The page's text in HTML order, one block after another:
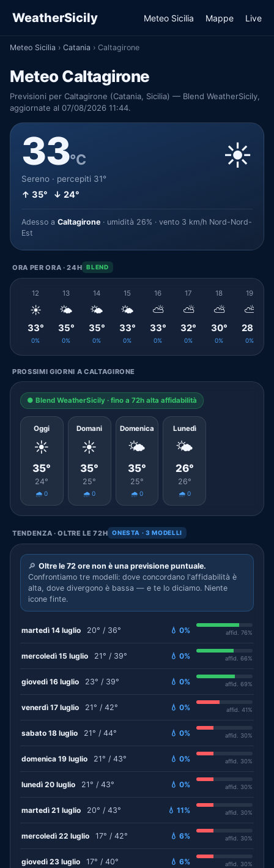
WeatherSicily Meteo Sicilia Mappe Live
Meteo Sicilia › Catania › Caltagirone
Meteo Caltagirone
Previsioni per Caltagirone (Catania, Sicilia) — Blend WeatherSicily,
aggiornate al 07/08/2026 11:44.
33°C
Sereno · percepiti 31°
↑ 35° ↓ 24°
☀️
Adesso a Caltagirone · umidità 26% · vento 3 km/h Nord-Nord-
Est
ORA PER ORA · 24H BLEND
12
☀️
33°
0%
13
🌤️
35°
0%
14
🌤️
35°
0%
15
🌤️
33°
0%
16
⛅
33°
0%
17
⛅
32°
0%
18
⛅
30°
0%
19
⛅
28°
0%
PROSSIMI GIORNI A CALTAGIRONE
● Blend WeatherSicily · fino a 72h alta affidabilità
Oggi
☀️
35°
24°
🌧️ 0
Domani
☀️
35°
25°
🌧️ 0
Domenica
🌤️
35°
25°
🌧️ 0
Lunedì
🌤️
26°
26°
🌧️ 0
TENDENZA · OLTRE LE 72H ONESTA · 3 MODELLI
🔎 Oltre le 72 ore non è una previsione puntuale.
Confrontiamo tre modelli: dove concordano l'affidabilità è
alta, dove divergono è bassa — e te lo diciamo. Niente
icone finte.
martedì 14 luglio 20° / 36° 💧 0% affid. 76%
mercoledì 15 luglio 21° / 39° 💧 0% affid. 66%
giovedì 16 luglio 23° / 39° 💧 0% affid. 69%
venerdì 17 luglio 21° / 42° 💧 0% affid. 41%
sabato 18 luglio 21° / 44° 💧 0% affid. 30%
domenica 19 luglio 21° / 43° 💧 0% affid. 30%
lunedì 20 luglio 21° / 43° 💧 0% affid. 30%
martedì 21 luglio 20° / 43° 💧 11% affid. 30%
mercoledì 22 luglio 17° / 42° 💧 6% affid. 30%
giovedì 23 luglio 17° / 40° 💧 6% affid. 30%